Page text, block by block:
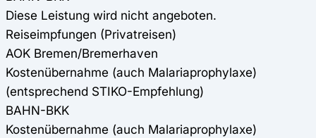
Diese Leistung wird nicht angeboten.
Reiseimpfungen (Privatreisen)
AOK Bremen/Bremerhaven
Kostenübernahme (auch Malariaprophylaxe)
(entsprechend STIKO-Empfehlung)
BAHN-BKK
Kostenübernahme (auch Malariaprophylaxe)